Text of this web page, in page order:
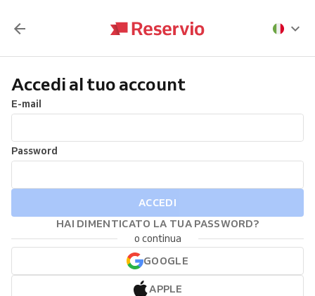
Accedi al tuo account
E-mail
Password
ACCEDI
HAI DIMENTICATO LA TUA PASSWORD?
o continua
GOOGLE
APPLE